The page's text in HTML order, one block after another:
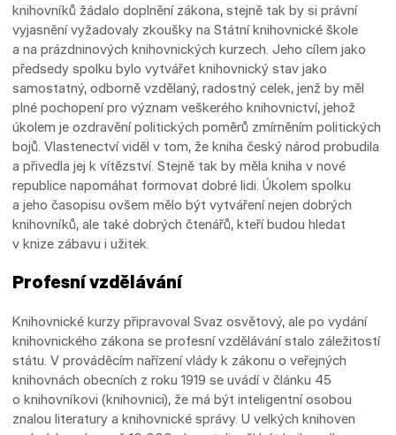
knihovníků žádalo doplnění zákona, stejně tak by si právní
vyjasnění vyžadovaly zkoušky na Státní knihovnické škole
a na prázdninových knihovnických kurzech. Jeho cílem jako
předsedy spolku bylo vytvářet knihovnický stav jako
samostatný, odborně vzdělaný, radostný celek, jenž by měl
plné pochopení pro význam veškerého knihovnictví, jehož
úkolem je ozdravění politických poměrů zmírněním politických
bojů. Vlastenectví viděl v tom, že kniha český národ probudila
a přivedla jej k vítězství. Stejně tak by měla kniha v nové
republice napomáhat formovat dobré lidi. Úkolem spolku
a jeho časopisu ovšem mělo být vytváření nejen dobrých
knihovníků, ale také dobrých čtenářů, kteří budou hledat
v knize zábavu i užitek.
Profesní vzdělávání
Knihovnické kurzy připravoval Svaz osvětový, ale po vydání
knihovnického zákona se profesní vzdělávání stalo záležitostí
státu. V prováděcím nařízení vlády k zákonu o veřejných
knihovnách obecních z roku 1919 se uvádí v článku 45
o knihovníkovi (knihovnici), že má být inteligentní osobou
znalou literatury a knihovnické správy. U velkých knihoven